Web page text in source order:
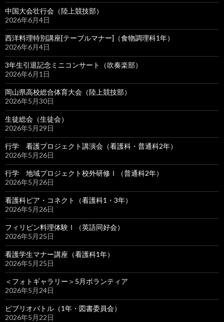
中国大会壮行会（陸上競技部）
2026年6月4日
西洋料理特別講座[テーブルマナー]（食物調理科1年）
2026年6月4日
3年生引退記念ミニコンサート（吹奏楽部）
2026年6月1日
岡山県高校総合体育大会（陸上競技部）
2026年5月30日
生徒総会（生徒会）
2026年5月29日
行学 看護プロジェクト講演会（看護科・普通科2年）
2026年5月26日
行学 地域プロジェクト校外研修Ⅰ（普通科2年）
2026年5月26日
看護科ピア・コネクト（看護科1・3年）
2026年5月26日
フィリピン料理体験Ⅰ（英語同好会）
2026年5月25日
看護学生マナー講座（看護科1年）
2026年5月25日
＜フォトギャラリー＞5月ボランティア
2026年5月24日
ビブリオバトル（1年・図書委員会）
2026年5月22日